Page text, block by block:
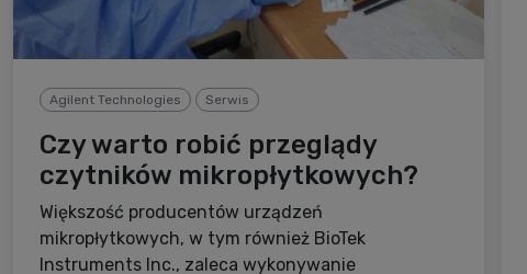
Agilent Technologies Serwis
Czy warto robić przeglądy
czytników mikropłytkowych?
Większość producentów urządzeń
mikropłytkowych, w tym również BioTek
Instruments Inc., zaleca wykonywanie